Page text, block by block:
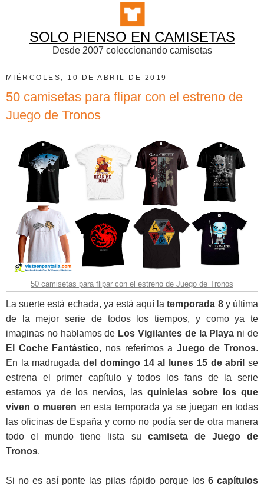
SOLO PIENSO EN CAMISETAS
Desde 2007 coleccionando camisetas
MIÉRCOLES, 10 DE ABRIL DE 2019
50 camisetas para flipar con el estreno de
Juego de Tronos
50 camisetas para flipar con el estreno de Juego de Tronos
La suerte está echada, ya está aquí latemporada 8y última
de la mejor serie de todos los tiempos, y como ya te
imaginas no hablamos de Los Vigilantes de la Playa ni de
El Coche Fantástico, nos referimos a Juego de Tronos.
En la madrugadadel domingo 14 al lunes 15 de abril se
estrena el primer capítulo y todos los fans de la serie
estamos ya de los nervios, las quinielas sobre los que
viven o mueren en esta temporada ya se juegan en todas
las oficinas de España y como no podía ser de otra manera
todo el mundo tiene lista su camiseta de Juego de
Tronos.
Si no es así ponte las pilas rápido porque los 6 capítulos